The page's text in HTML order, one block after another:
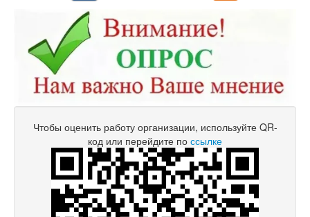
Чтобы оценить работу организации, используйте QR-
код или перейдите по ссылке